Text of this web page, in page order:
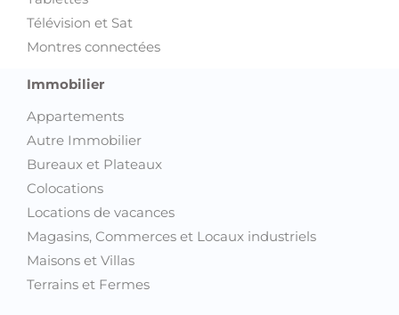
Télévision et Sat
Montres connectées
Immobilier
Appartements
Autre Immobilier
Bureaux et Plateaux
Colocations
Locations de vacances
Magasins, Commerces et Locaux industriels
Maisons et Villas
Terrains et Fermes